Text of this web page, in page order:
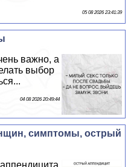
05 08 2026 23:41:39
важно, а
выбор
04 08 2026 20:49:44
симптомы, острый